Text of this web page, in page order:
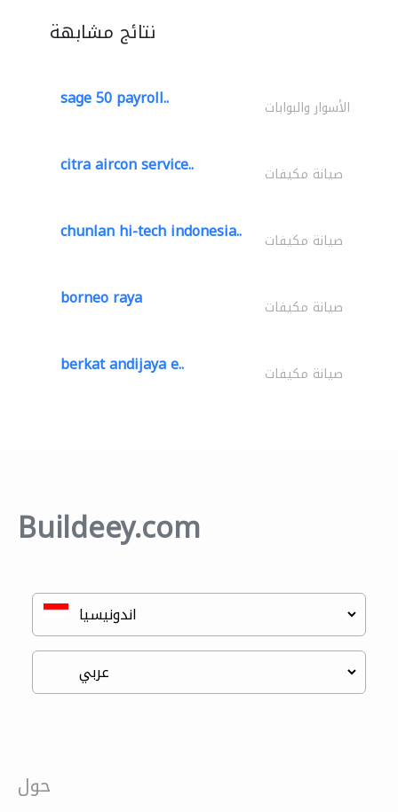
نتائج مشابهة
sage 50 payroll.. الأسوار والبوابات
citra aircon service.. صيانة مكيفات
chunlan hi-tech indonesia.. صيانة مكيفات
borneo raya صيانة مكيفات
berkat andijaya e.. صيانة مكيفات
Buildeey.com
حول